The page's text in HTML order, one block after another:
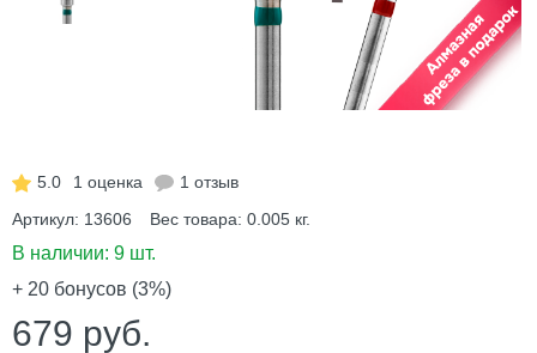
5.0 1 оценка
1 отзыв
Артикул: 13606 Вес товара: 0.005 кг.
В наличии: 9 шт.
+ 20 бонусов (3%)
679 руб.